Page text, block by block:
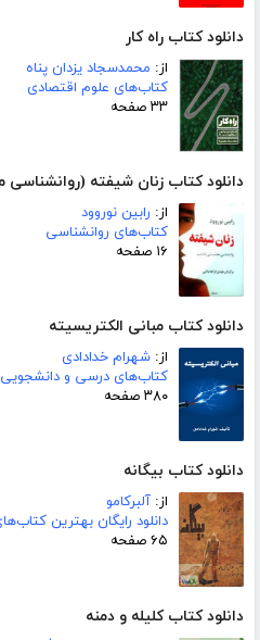
دانلود کتاب راه کار
از: محمدسجاد یزدان پناه
کتاب‌های علوم اقتصادی
۳۳ صفحه
دانلود کتاب زنان شیفته
از: رابین نوروود
کتاب‌های روانشناسی
۱۶ صفحه
دانلود کتاب مبانی الکتریسیته
از: شهرام خدادادی
کتاب‌های درسی و دانشجویی
۳۸۰ صفحه
دانلود کتاب بیگانه
از: آلبرکامو
دانلود رایگان بهترین
۶۵ صفحه
دانلود کتاب کلیله و دمنه